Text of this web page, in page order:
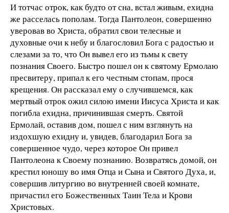
И тотчас отрок, как будто от сна, встал живым, ехидна
же расселась пополам. Тогда Пантолеон, совершенно
уверовав во Христа, обратил свои телесные и
духовные очи к небу и благословил Бога с радостью и
слезами за то, что Он вывел его из тьмы к свету
познания Своего. Быстро пошел он к святому Ермолаю
пресвитеру, припал к его честным стопам, прося
крещения. Он рассказал ему о случившемся, как
мертвый отрок ожил силою имени Иисуса Христа и как
погибла ехидна, причинившая смерть. Святой
Ермолай, оставив дом, пошел с ним взглянуть на
издохшую ехидну и, увидев, благодарил Бога за
совершенное чудо, через которое Он привел
Пантолеона к Своему познанию. Возвратясь домой, он
крестил юношу во имя Отца и Сына и Святого Духа, и,
совершив литургию во внутренней своей комнате,
причастил его Божественных Таин Тела и Крови
Христовых.